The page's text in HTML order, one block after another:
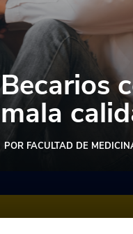
Becarios
mala
POR FACULTAD DE